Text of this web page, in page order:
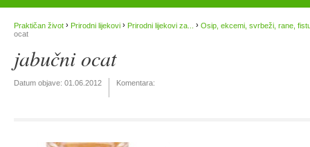
Praktičan život › Prirodni lijekovi › Prirodni lijekovi za... › Osip, ekcemi, svrbeži, rane,
ocat
jabučni ocat
Datum objave: 01.06.2012 Komentara: